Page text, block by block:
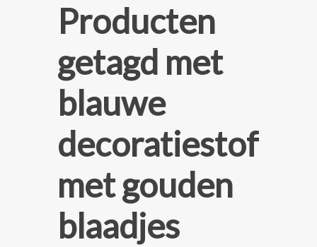
Producten
getagd met
blauwe
decoratiestof
met gouden
blaadjes